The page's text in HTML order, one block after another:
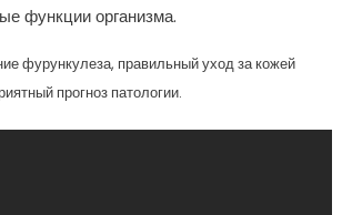
функции организма.
фурункулеза, правильный уход за кожей
прогноз патологии.